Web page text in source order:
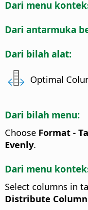
Dari menu
Dari antarmuka
Dari bilah alat:
Optimal
Dari bilah menu:
Choose Format -
Evenly.
Dari menu
Select columns in
Distribute